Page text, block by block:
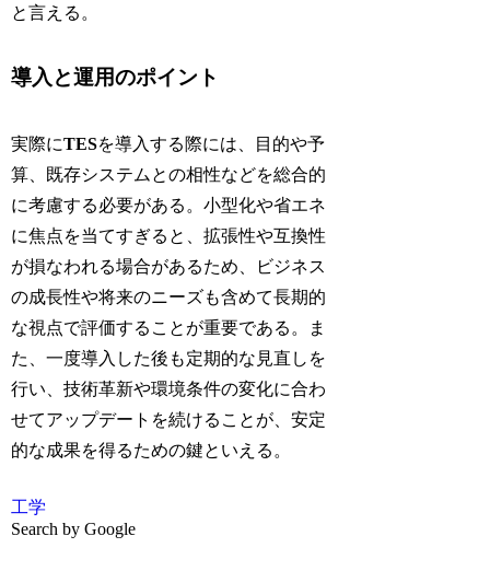
と言える。
導入と運用のポイント
実際にTESを導入する際には、目的や予
算、既存システムとの相性などを総合的
に考慮する必要がある。小型化や省エネ
に焦点を当てすぎると、拡張性や互換性
が損なわれる場合があるため、ビジネス
の成長性や将来のニーズも含めて長期的
な視点で評価することが重要である。ま
た、一度導入した後も定期的な見直しを
行い、技術革新や環境条件の変化に合わ
せてアップデートを続けることが、安定
的な成果を得るための鍵といえる。
工学
Search by Google